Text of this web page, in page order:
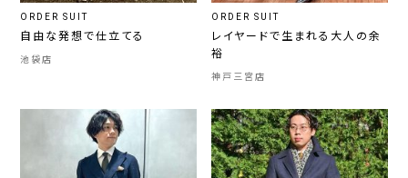
ORDER SUIT
自由な発想で仕立てる
池袋店
ORDER SUIT
レイヤードで生まれる大人の余
裕
神戸三宮店